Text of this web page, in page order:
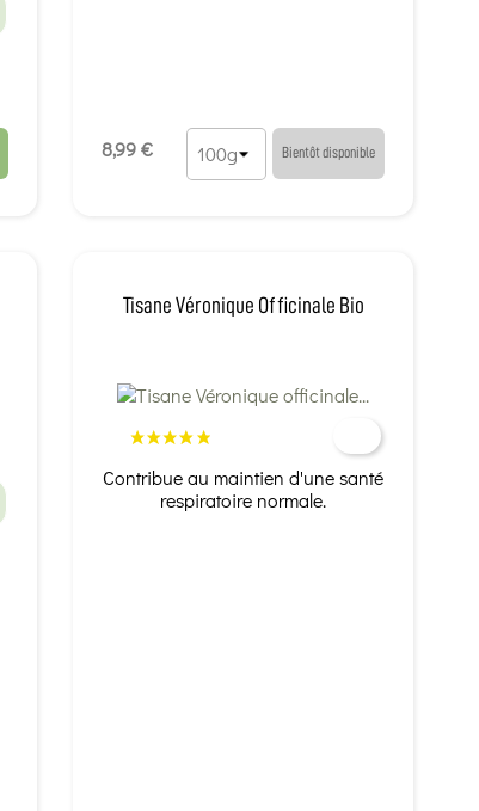
8,99 € Bientôt disponible
Tisane Véronique Officinale Bio
Contribue au maintien d'une santé
respiratoire normale.